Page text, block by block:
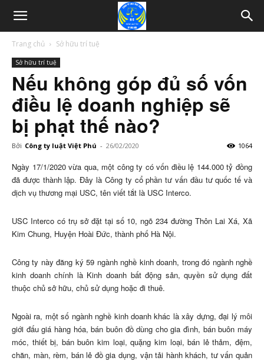
Trang chủ Sở hữu trí tuệ
Sở hữu trí tuệ
Nếu không góp đủ số vốn
điều lệ doanh nghiệp sẽ
bị phạt thế nào?
Bởi Công ty luật Việt Phú - 26/02/2020 1064
Ngày 17/1/2020 vừa qua, một công ty có vốn điều lệ 144.000 tỷ đồng
đã được thành lập. Đây là Công ty cổ phần tư vấn đầu tư quốc tế và
dịch vụ thương mại USC, tên viết tắt là USC Interco.
USC Interco có trụ sở đặt tại số 10, ngõ 234 đường Thôn Lai Xá, Xã
Kim Chung, Huyện Hoài Đức, thành phố Hà Nội.
Công ty này đăng ký 59 ngành nghề kinh doanh, trong đó ngành nghề
kinh doanh chính là Kinh doanh bất động sản, quyền sử dụng đất
thuộc chủ sở hữu, chủ sử dụng hoặc đi thuê.
Ngoài ra, một số ngành nghề kinh doanh khác là xây dựng, đại lý môi
giới đấu giá hàng hóa, bán buôn đồ dùng cho gia đình, bán buôn máy
móc, thiết bị, bán buôn kim loại, quặng kim loại, bán lẻ thảm, đệm,
chăn, màn, rèm, bán lẻ đồ gia dụng, vận tải hành khách, tư vấn quản